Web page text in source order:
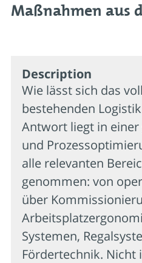
Maßnahmen aus
Description
Wie lässt sich das
bestehenden
Antwort liegt in einer
und
alle relevanten
genommen: von
über
Systemen,
Fördertechnik.